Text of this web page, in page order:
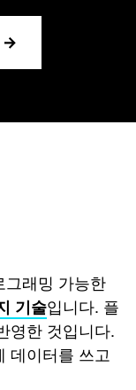
그래밍 가능한
기술입니다. 플
영한 것입니다.
데이터를 쓰고